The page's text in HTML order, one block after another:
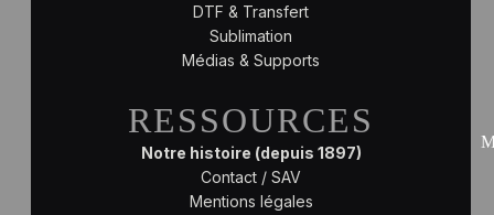
DTF & Transfert
Sublimation
Médias & Supports
RESSOURCES
Notre histoire (depuis 1897)
Contact / SAV
Mentions légales